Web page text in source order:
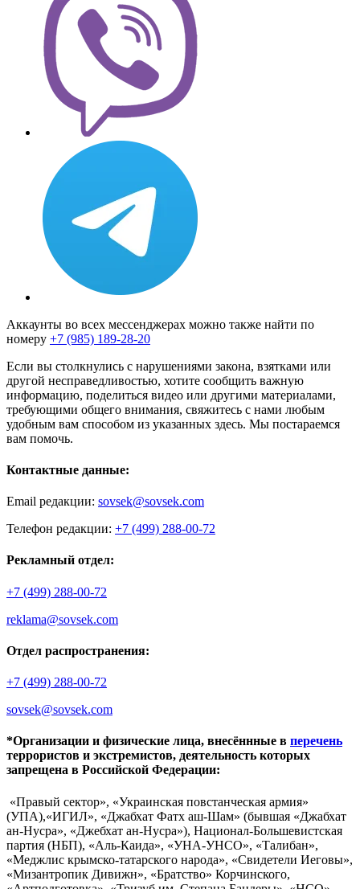
Аккаунты во всех мессенджерах можно также найти по
номеру +7 (985) 189-28-20
Если вы столкнулись с нарушениями закона, взятками или
другой несправедливостью, хотите сообщить важную
информацию, поделиться видео или другими материалами,
требующими общего внимания, свяжитесь с нами любым
удобным вам способом из указанных здесь. Мы постараемся
вам помочь.
Контактные данные:
Email редакции: sovsek@sovsek.com
Телефон редакции: +7 (499) 288-00-72
Рекламный отдел:
+7 (499) 288-00-72
reklama@sovsek.com
Отдел распространения:
+7 (499) 288-00-72
sovsek@sovsek.com
*Организации и физические лица, внесённные в перечень
террористов и экстремистов, деятельность которых
запрещена в Российской Федерации:
«Правый сектор», «Украинская повстанческая армия»
(УПА),«ИГИЛ», «Джабхат Фатх аш-Шам» (бывшая «Джабхат
ан-Нусра», «Джебхат ан-Нусра»), Национал-Большевистская
партия (НБП), «Аль-Каида», «УНА-УНСО», «Талибан»,
«Меджлис крымско-татарского народа», «Свидетели Иеговы»,
«Мизантропик Дивижн», «Братство» Корчинского,